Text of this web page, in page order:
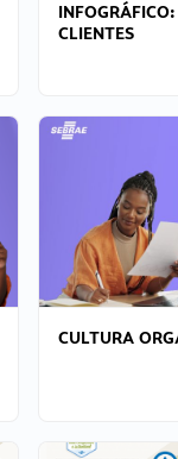
CLIENTES
CULTURA